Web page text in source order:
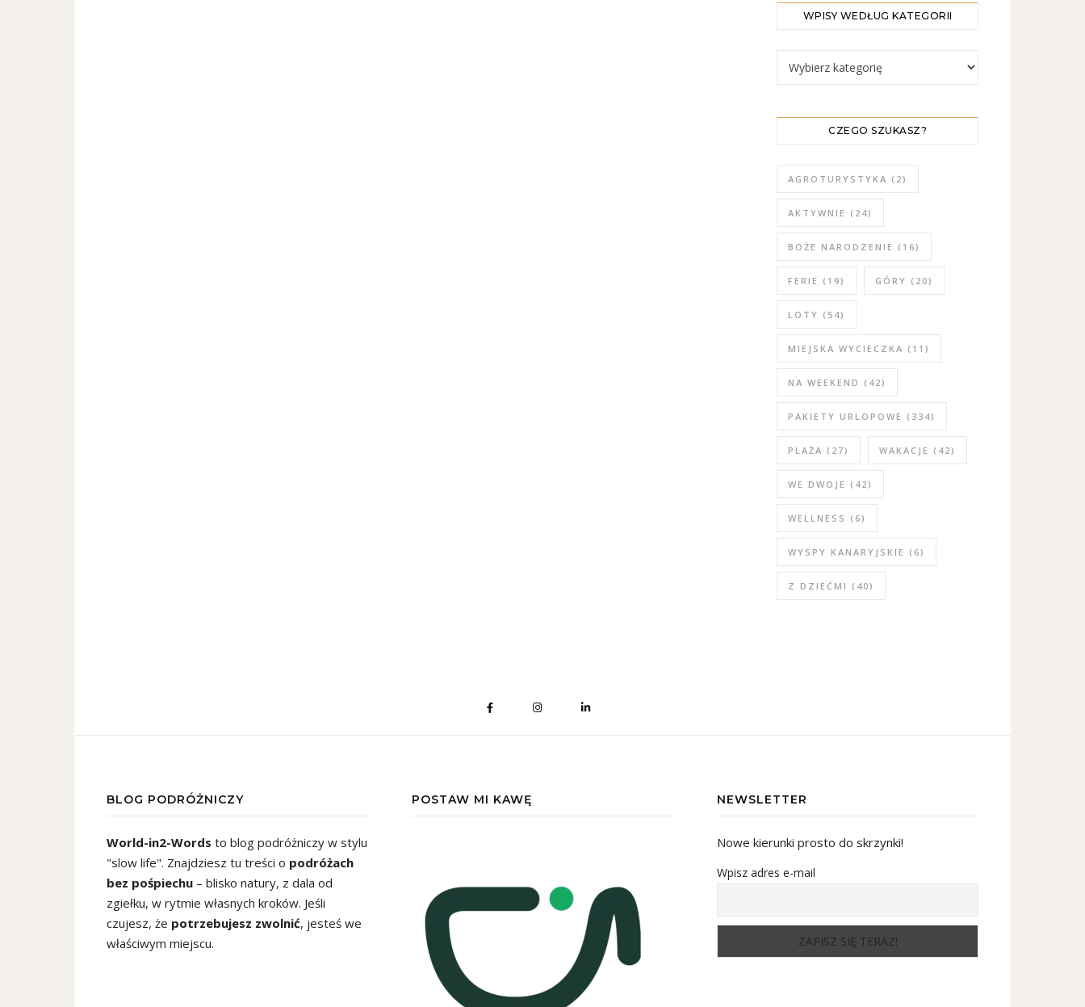
WPISY WEDŁUG KATEGORII
WPISY WEDŁUG KATEGORII
CZEGO SZUKASZ?
AGROTURYSTYKA (2)
AKTYWNIE (24)
BOŻE NARODZENIE (16)
FERIE (19) GÓRY (20)
LOTY (54)
MIEJSKA WYCIECZKA (11)
NA WEEKEND (42)
PAKIETY URLOPOWE (334)
PLAŻA (27) WAKACJE (42)
WE DWOJE (42)
WELLNESS (6)
WYSPY KANARYJSKIE (6)
Z DZIEĆMI (40)
BLOG PODRÓŻNICZY
World-in2-Words to blog podróżniczy w stylu
"slow life". Znajdziesz tu treści o podróżach
bez pośpiechu – blisko natury, z dala od
zgiełku, w rytmie własnych kroków. Jeśli
czujesz, że potrzebujesz zwolnić, jesteś we
właściwym miejscu.
POSTAW MI KAWĘ NEWSLETTER
Nowe kierunki prosto do skrzynki!
Wpisz adres e-mail